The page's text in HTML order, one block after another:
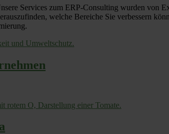
Services zum ERP-Consulting wurden von
welche Bereiche Sie verbessern